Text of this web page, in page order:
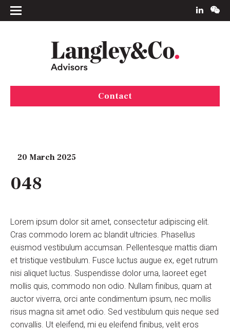
Contact
20 March 2025
048
Lorem ipsum dolor sit amet, consectetur adipiscing elit.
Cras commodo lorem ac blandit ultricies. Phasellus
euismod vestibulum accumsan. Pellentesque mattis diam
et tristique vestibulum. Fusce luctus augue ex, eget rutrum
nisi aliquet luctus. Suspendisse dolor urna, laoreet eget
mollis quis, commodo non odio. Nullam finibus, quam at
auctor viverra, orci ante condimentum ipsum, nec mollis
risus magna sit amet odio. Sed vestibulum quis neque sed
convallis. Ut eleifend, mi eu eleifend finibus, velit eros